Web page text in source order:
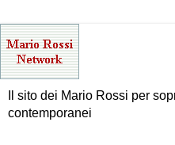
Il sito dei Mario Rossi per
contemporanei